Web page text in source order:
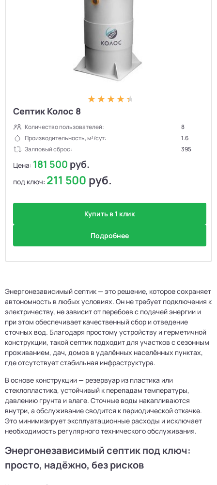
Септик Колос 8
Количество пользователей:
8
Производительность, м³/сут:
1.6
Залповый сброс:
395
Цена: 181 500 руб.
под ключ: 211 500 руб.
Купить в 1 клик
Подробнее
Энергонезависимый септик — это решение, которое сохраняет
автономность в любых условиях. Он не требует подключения к
электричеству, не зависит от перебоев с подачей энергии и
при этом обеспечивает качественный сбор и отведение
сточных вод. Благодаря простому устройству и герметичной
конструкции, такой септик подходит для участков с сезонным
проживанием, дач, домов в удалённых населённых пунктах,
где отсутствует стабильная инфраструктура.
В основе конструкции — резервуар из пластика или
стеклопластика, устойчивый к перепадам температуры,
давлению грунта и влаге. Сточные воды накапливаются
внутри, а обслуживание сводится к периодической откачке.
Это минимизирует эксплуатационные расходы и исключает
необходимость регулярного технического обслуживания.
Энергонезависимый септик под ключ:
просто, надёжно, без рисков